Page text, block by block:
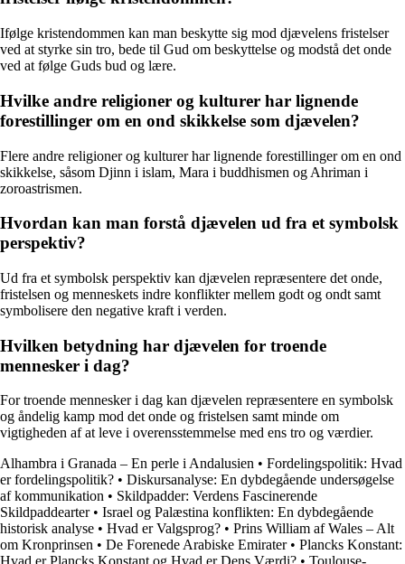
Ifølge kristendommen kan man beskytte sig mod djævelens fristelser
ved at styrke sin tro, bede til Gud om beskyttelse og modstå det onde
ved at følge Guds bud og lære.
Hvilke andre religioner og kulturer har lignende
forestillinger om en ond skikkelse som djævelen?
Flere andre religioner og kulturer har lignende forestillinger om en ond
skikkelse, såsom Djinn i islam, Mara i buddhismen og Ahriman i
zoroastrismen.
Hvordan kan man forstå djævelen ud fra et symbolsk
perspektiv?
Ud fra et symbolsk perspektiv kan djævelen repræsentere det onde,
fristelsen og menneskets indre konflikter mellem godt og ondt samt
symbolisere den negative kraft i verden.
Hvilken betydning har djævelen for troende
mennesker i dag?
For troende mennesker i dag kan djævelen repræsentere en symbolsk
og åndelig kamp mod det onde og fristelsen samt minde om
vigtigheden af at leve i overensstemmelse med ens tro og værdier.
Alhambra i Granada – En perle i Andalusien • Fordelingspolitik: Hvad
er fordelingspolitik? • Diskursanalyse: En dybdegående undersøgelse
af kommunikation • Skildpadder: Verdens Fascinerende
Skildpaddearter• Israel og Palæstina konflikten: En dybdegående
historisk analyse • Hvad er Valgsprog? • Prins William af Wales – Alt
om Kronprinsen • De Forenede Arabiske Emirater• Plancks Konstant: